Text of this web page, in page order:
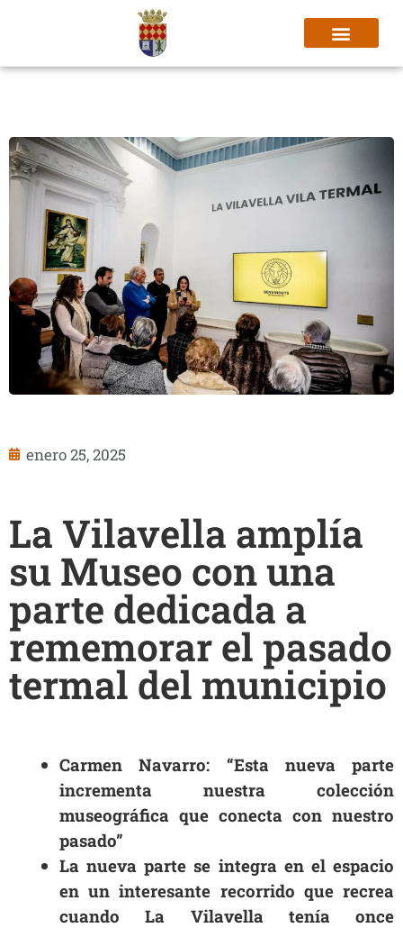
enero 25, 2025
La Vilavella amplía
su Museo con una
parte dedicada a
rememorar el pasado
termal del municipio
Carmen Navarro: “Esta nueva parte
incrementa nuestra colección
museográfica que conecta con nuestro
pasado”
La nueva parte se integra en el espacio
en un interesante recorrido que recrea
cuando La Vilavella tenía once